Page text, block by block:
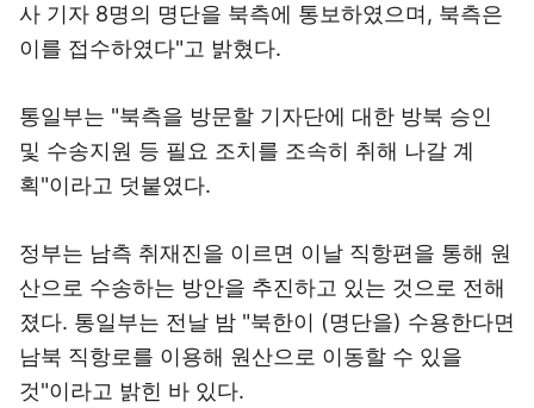
사 기자 8명의 명단을 북측에 통보하였으며, 북측은
이를 접수하였다"고 밝혔다.
통일부는 "북측을 방문할 기자단에 대한 방북 승인
및 수송지원 등 필요 조치를 조속히 취해 나갈 계
획"이라고 덧붙였다.
정부는 남측 취재진을 이르면 이날 직항편을 통해 원
산으로 수송하는 방안을 추진하고 있는 것으로 전해
졌다. 통일부는 전날 밤 "북한이 (명단을) 수용한다면
남북 직항로를 이용해 원산으로 이동할 수 있을
것"이라고 밝힌 바 있다.